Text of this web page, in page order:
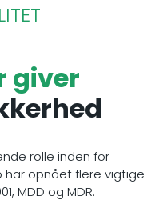
giver
rolle inden for
har opnået flere vigtige
MDD og MDR.